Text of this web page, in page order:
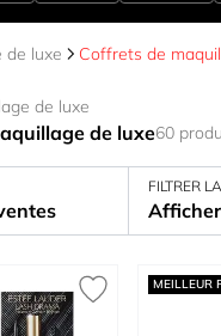
de luxe Coffrets de
de luxe
de luxe60
FILTRER
MEILLEUR